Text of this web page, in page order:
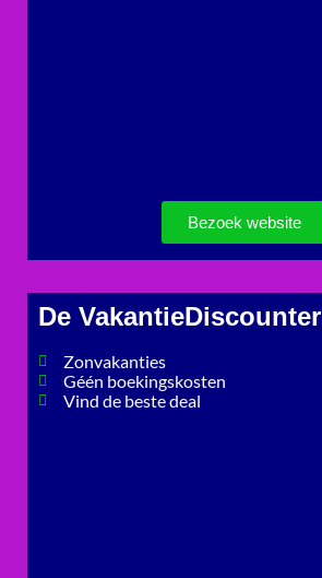
Bezoek website
De VakantieDiscounter
Zonvakanties
Géén boekingskosten
Vind de beste deal